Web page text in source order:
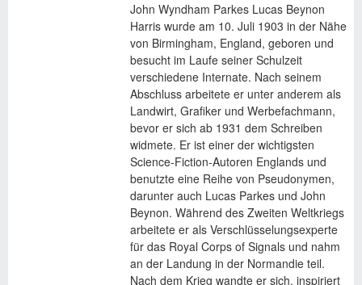
John Wyndham Parkes Lucas Beynon
Harris wurde am 10. Juli 1903 in der Nähe
von Birmingham, England, geboren und
besucht im Laufe seiner Schulzeit
verschiedene Internate. Nach seinem
Abschluss arbeitete er unter anderem als
Landwirt, Grafiker und Werbefachmann,
bevor er sich ab 1931 dem Schreiben
widmete. Er ist einer der wichtigsten
Science-Fiction-Autoren Englands und
benutzte eine Reihe von Pseudonymen,
darunter auch Lucas Parkes und John
Beynon. Während des Zweiten Weltkriegs
arbeitete er als Verschlüsselungsexperte
für das Royal Corps of Signals und nahm
an der Landung in der Normandie teil.
Nach dem Krieg wandte er sich, inspiriert